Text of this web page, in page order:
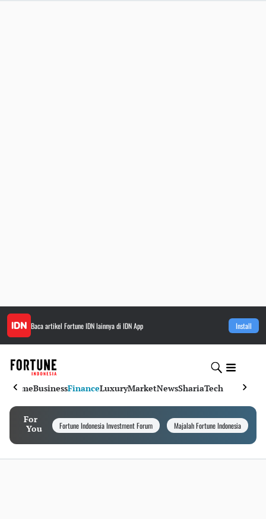
Baca artikel Fortune IDNlainnya di IDN App Install
HomeBusinessFinanceLuxuryMarketNewsShariaTech
For
You
Fortune Indonesia Investment Forum Majalah Fortune Indonesia